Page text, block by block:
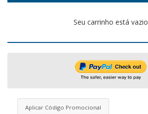
Seu carrinho está vazio
Aplicar Código Promocional